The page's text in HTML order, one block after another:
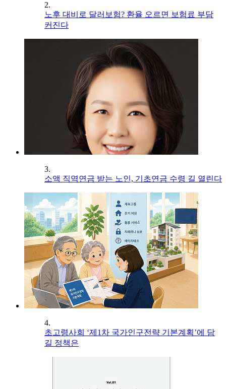
2.
노후 대비로 달러보험? 환율 오르면 보험료 부담
커진다
3.
소액 직역연금 받는 노인, 기초연금 수령 길 열린다
4.
초고령사회 ‘제1차 국가인구전략 기본계획’에 담
길 정책은